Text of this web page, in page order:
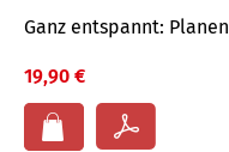
Ganz entspannt:
19,90 €